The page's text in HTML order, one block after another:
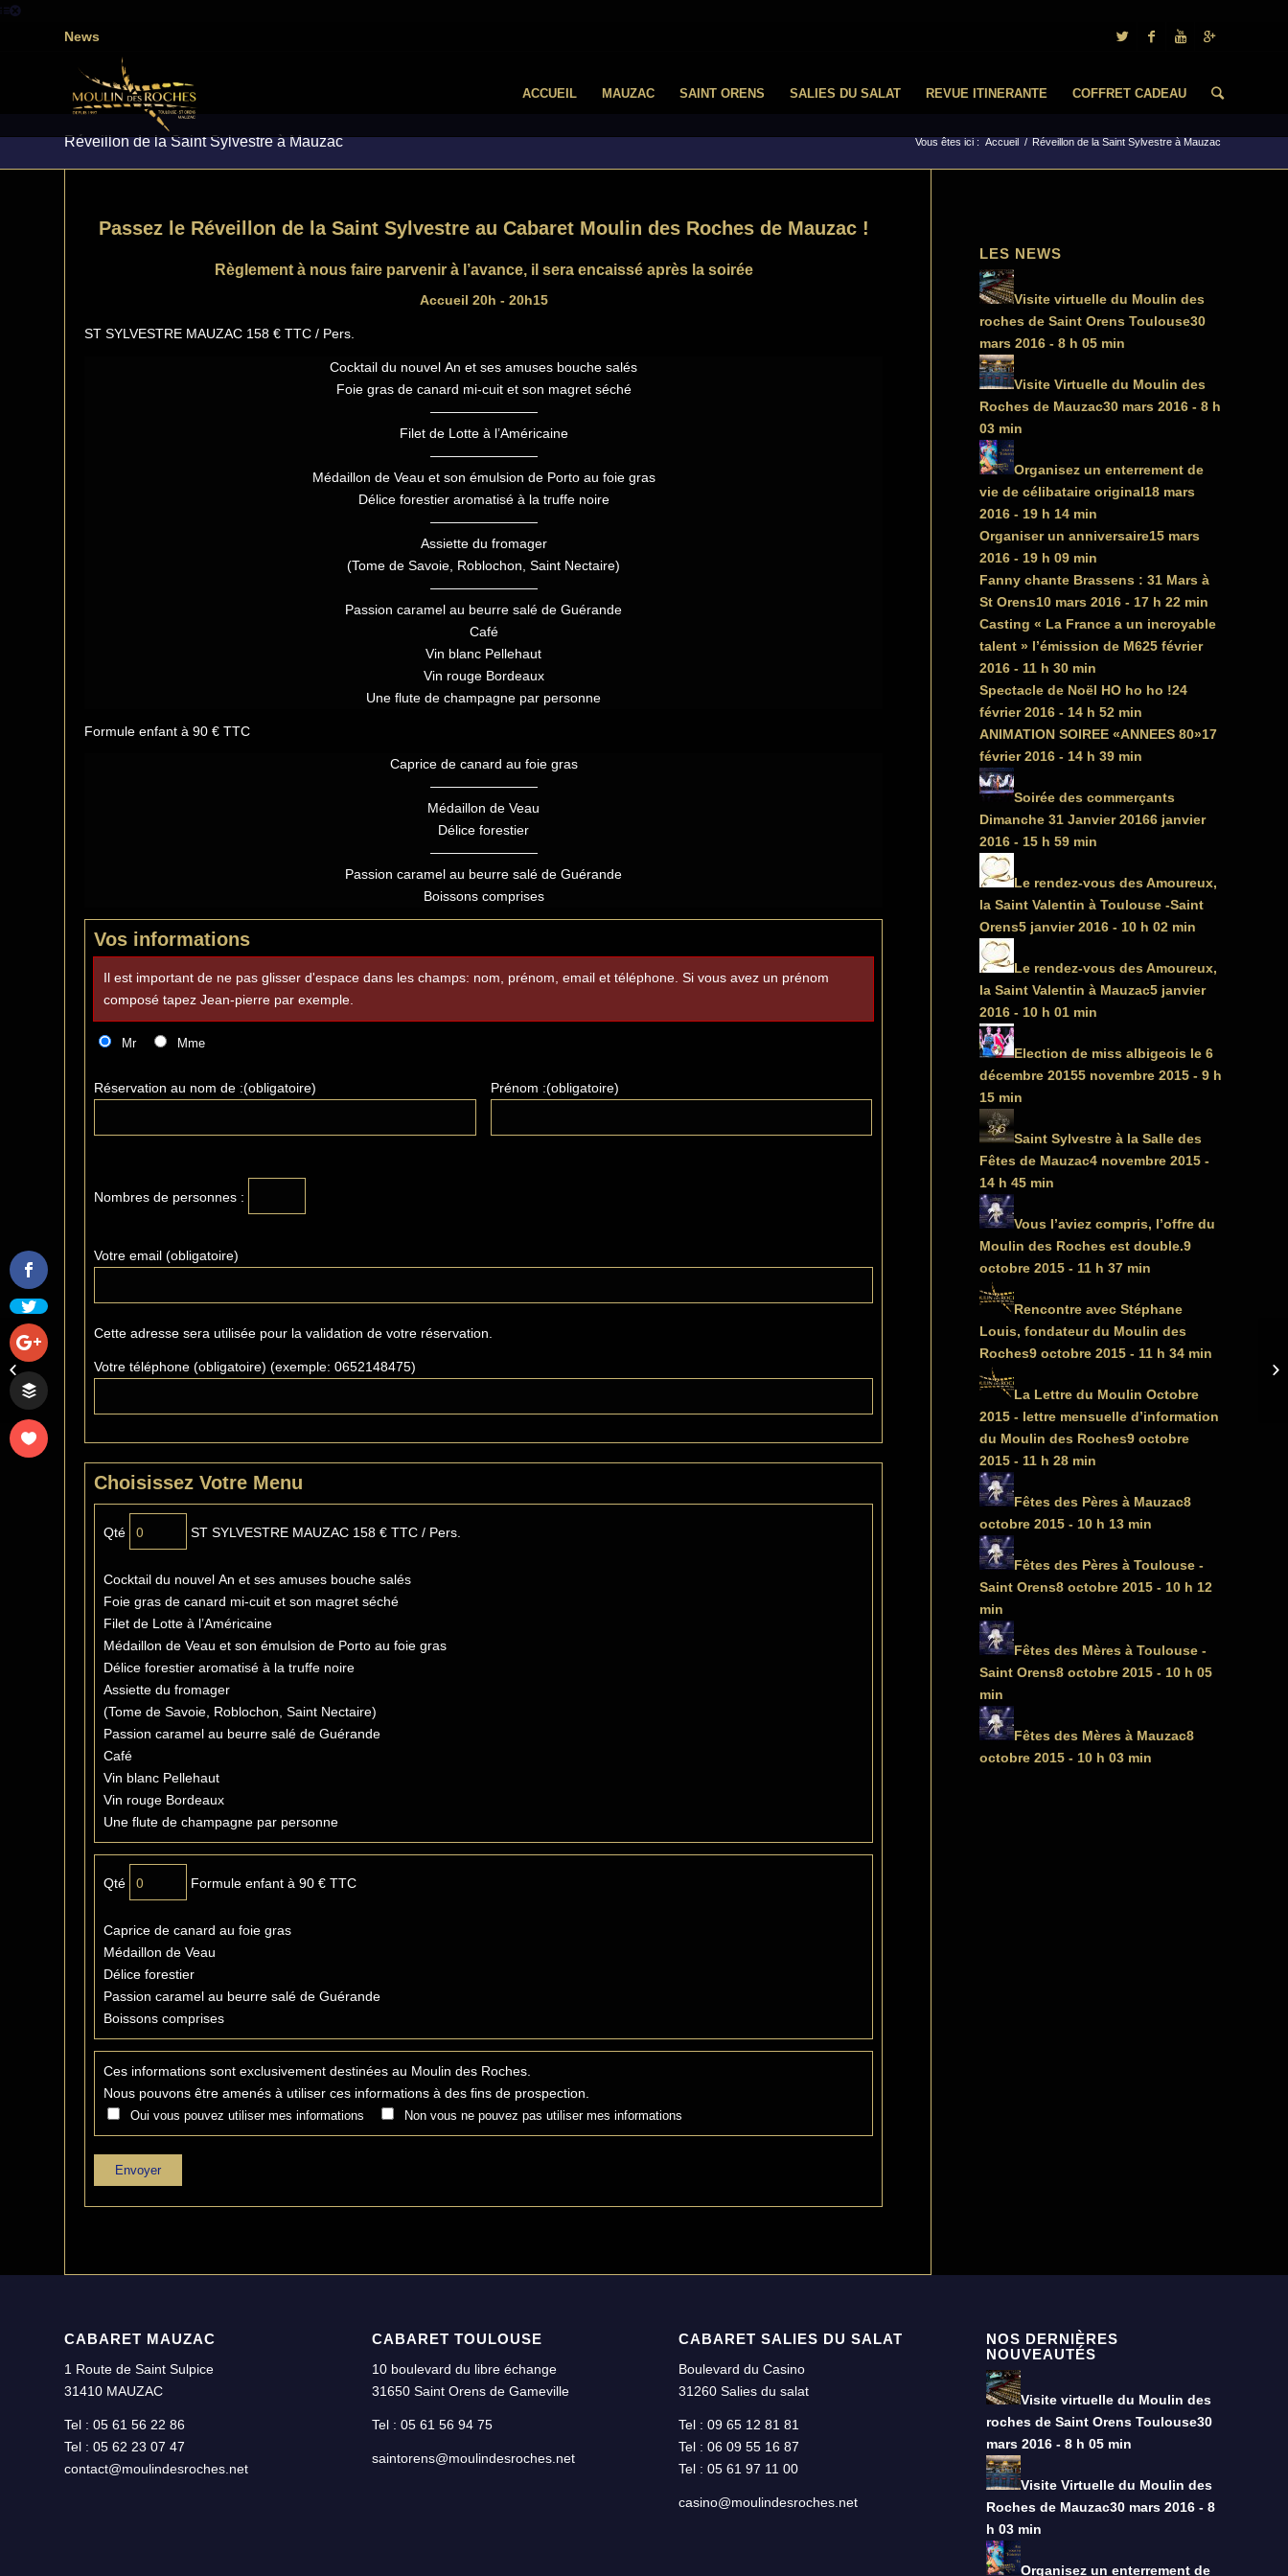
News
ACCUEIL MAUZAC SAINT ORENS SALIES DU SALAT REVUE ITINERANTE COFFRET CADEAU
Réveillon de la Saint Sylvestre à Mauzac Vous êtes ici : Accueil / Réveillon de la Saint Sylvestre à Mauzac
Passez le Réveillon de la Saint Sylvestre au Cabaret Moulin des Roches de Mauzac !
Règlement à nous faire parvenir à l’avance, il sera encaissé après la soirée
Accueil 20h - 20h15
ST SYLVESTRE MAUZAC 158 € TTC / Pers.
Cocktail du nouvel An et ses amuses bouche salés
Foie gras de canard mi-cuit et son magret séché
————————
Filet de Lotte à l’Américaine
————————
Médaillon de Veau et son émulsion de Porto au foie gras
Délice forestier aromatisé à la truffe noire
————————
Assiette du fromager
(Tome de Savoie, Roblochon, Saint Nectaire)
————————
Passion caramel au beurre salé de Guérande
Café
Vin blanc Pellehaut
Vin rouge Bordeaux
Une flute de champagne par personne
Formule enfant à 90 € TTC
Caprice de canard au foie gras
————————
Médaillon de Veau
Délice forestier
————————
Passion caramel au beurre salé de Guérande
Boissons comprises
Vos informations
Il est important de ne pas glisser d'espace dans les champs: nom, prénom, email et téléphone. Si vous avez un prénom
composé tapez Jean-pierre par exemple.
Mr Mme
Réservation au nom de :(obligatoire) Prénom :(obligatoire)
Nombres de personnes :
Votre email (obligatoire)
Cette adresse sera utilisée pour la validation de votre réservation.
Votre téléphone (obligatoire) (exemple: 0652148475)
Choisissez Votre Menu
Qté ST SYLVESTRE MAUZAC 158 € TTC / Pers.
Cocktail du nouvel An et ses amuses bouche salés
Foie gras de canard mi-cuit et son magret séché
Filet de Lotte à l’Américaine
Médaillon de Veau et son émulsion de Porto au foie gras
Délice forestier aromatisé à la truffe noire
Assiette du fromager
(Tome de Savoie, Roblochon, Saint Nectaire)
Passion caramel au beurre salé de Guérande
Café
Vin blanc Pellehaut
Vin rouge Bordeaux
Une flute de champagne par personne
Qté Formule enfant à 90 € TTC
Caprice de canard au foie gras
Médaillon de Veau
Délice forestier
Passion caramel au beurre salé de Guérande
Boissons comprises
Ces informations sont exclusivement destinées au Moulin des Roches.
Nous pouvons être amenés à utiliser ces informations à des fins de prospection.
Oui vous pouvez utiliser mes informations Non vous ne pouvez pas utiliser mes informations
LES NEWS
Visite virtuelle du Moulin des
roches de Saint Orens Toulouse30
mars 2016 - 8 h 05 min
Visite Virtuelle du Moulin des
Roches de Mauzac30 mars 2016 - 8 h
03 min
Organisez un enterrement de
vie de célibataire original18 mars
2016 - 19 h 14 min
Organiser un anniversaire15 mars
2016 - 19 h 09 min
Fanny chante Brassens : 31 Mars à
St Orens10 mars 2016 - 17 h 22 min
Casting « La France a un incroyable
talent » l’émission de M625 février
2016 - 11 h 30 min
Spectacle de Noël HO ho ho !24
février 2016 - 14 h 52 min
ANIMATION SOIREE «ANNEES 80»17
février 2016 - 14 h 39 min
Soirée des commerçants
Dimanche 31 Janvier 20166 janvier
2016 - 15 h 59 min
Le rendez-vous des Amoureux,
la Saint Valentin à Toulouse -Saint
Orens5 janvier 2016 - 10 h 02 min
Le rendez-vous des Amoureux,
la Saint Valentin à Mauzac5 janvier
2016 - 10 h 01 min
Election de miss albigeois le 6
décembre 20155 novembre 2015 - 9 h
15 min
Saint Sylvestre à la Salle des
Fêtes de Mauzac4 novembre 2015 -
14 h 45 min
Vous l’aviez compris, l’offre du
Moulin des Roches est double.9
octobre 2015 - 11 h 37 min
Rencontre avec Stéphane
Louis, fondateur du Moulin des
Roches9 octobre 2015 - 11 h 34 min
La Lettre du Moulin Octobre
2015 - lettre mensuelle d’information
du Moulin des Roches9 octobre
2015 - 11 h 28 min
Fêtes des Pères à Mauzac8
octobre 2015 - 10 h 13 min
Fêtes des Pères à Toulouse -
Saint Orens8 octobre 2015 - 10 h 12
min
Fêtes des Mères à Toulouse -
Saint Orens8 octobre 2015 - 10 h 05
min
Fêtes des Mères à Mauzac8
octobre 2015 - 10 h 03 min
CABARET MAUZAC
1 Route de Saint Sulpice
31410 MAUZAC
Tel : 05 61 56 22 86
Tel : 05 62 23 07 47
contact@moulindesroches.net
CABARET TOULOUSE
10 boulevard du libre échange
31650 Saint Orens de Gameville
Tel : 05 61 56 94 75
saintorens@moulindesroches.net
CABARET SALIES DU SALAT
Boulevard du Casino
31260 Salies du salat
Tel : 09 65 12 81 81
Tel : 06 09 55 16 87
Tel : 05 61 97 11 00
casino@moulindesroches.net
NOS DERNIÈRES
NOUVEAUTÉS
Visite virtuelle du Moulin des
roches de Saint Orens Toulouse30
mars 2016 - 8 h 05 min
Visite Virtuelle du Moulin des
Roches de Mauzac30 mars 2016 - 8
h 03 min
Organisez un enterrement de
Réveillon de Noel à
Toulouse - Saint Orens